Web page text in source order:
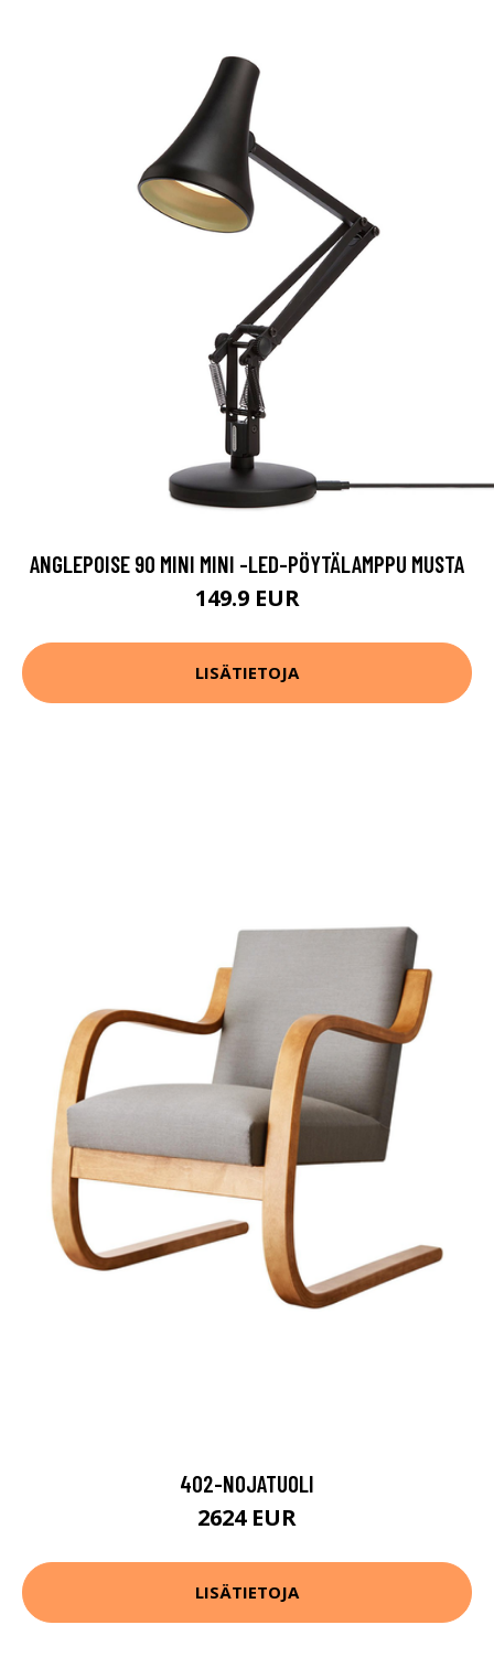
ANGLEPOISE 90 MINI MINI -LED-PÖYTÄLAMPPU MUSTA
149.9 EUR
LISÄTIETOJA
402-NOJATUOLI
2624 EUR
LISÄTIETOJA